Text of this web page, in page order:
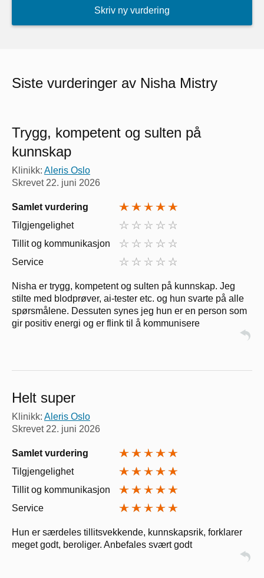
Skriv ny vurdering
Siste vurderinger av Nisha Mistry
Trygg, kompetent og sulten på
kunnskap
Klinikk: Aleris Oslo
Skrevet 22. juni 2026
Samlet vurdering
Tilgjengelighet
Tillit og kommunikasjon
Service
Nisha er trygg, kompetent og sulten på kunnskap. Jeg
stilte med blodprøver, ai-tester etc. og hun svarte på alle
spørsmålene. Dessuten synes jeg hun er en person som
gir positiv energi og er flink til å kommunisere
Helt super
Klinikk: Aleris Oslo
Skrevet 22. juni 2026
Samlet vurdering
Tilgjengelighet
Tillit og kommunikasjon
Service
Hun er særdeles tillitsvekkende, kunnskapsrik, forklarer
meget godt, beroliger. Anbefales svært godt